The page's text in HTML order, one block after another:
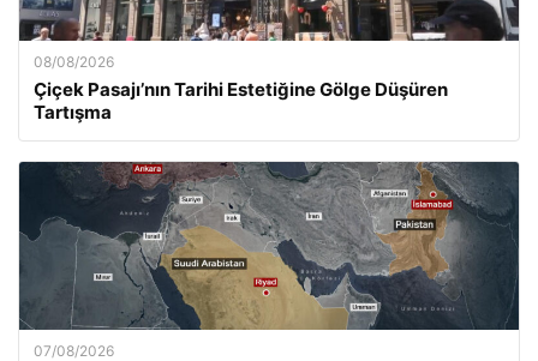
08/08/2026
Çiçek Pasajı’nın Tarihi Estetiğine Gölge Düşüren
Tartışma
07/08/2026